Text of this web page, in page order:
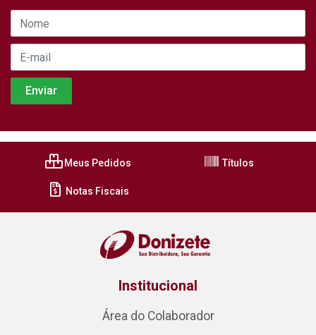
Meus Pedidos Títulos
Notas Fiscais
Institucional
Área do Colaborador